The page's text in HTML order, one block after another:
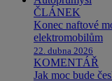
ČLÁNEK
Konec naftové
elektromobilům
22. dubna 2026
KOMENTÁŘ
Jak moc bude